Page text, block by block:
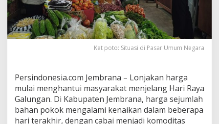
6
0
P
e
r
s
,
S
e
j
u
m
Ket poto: Situasi di Pasar Umum Negara
Persindonesia.com Jembrana – Lonjakan harga
mulai menghantui masyarakat menjelang Hari Raya
Galungan. Di Kabupaten Jembrana, harga sejumlah
bahan pokok mengalami kenaikan dalam beberapa
hari terakhir, dengan cabai menjadi komoditas